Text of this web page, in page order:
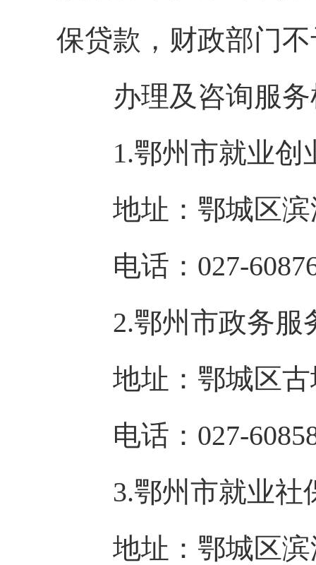
保贷款，财政部门
办理及咨询服务
1.鄂州市就业创
地址：鄂城区滨
电话：027-
2.鄂州市政务服
地址：鄂城区古
电话：027-
3.鄂州市就业社
地址：鄂城区滨